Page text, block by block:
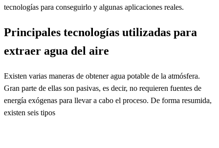
tecnologías para conseguirlo y algunas aplicaciones reales.
Principales tecnologías utilizadas para
extraer agua del aire
Existen varias maneras de obtener agua potable de la atmósfera.
Gran parte de ellas son pasivas, es decir, no requieren fuentes de
energía exógenas para llevar a cabo el proceso. De forma resumida,
existen seis tipos